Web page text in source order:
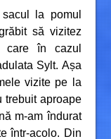
la pomul
să vizitez
care în cazul
Sylt. Așa
vizite pe la
trebuit aproape
m-am îndurat
într-acolo. Din